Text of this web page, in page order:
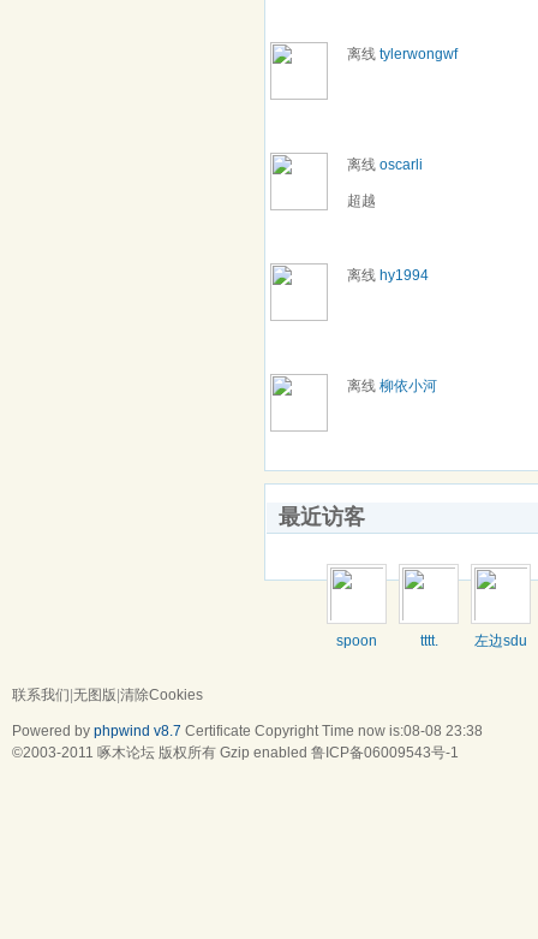
离线 tylerwongwf
离线 oscarli
超越
离线 hy1994
离线 柳依小河
最近访客
spoon tttt. 左边sdu
联系我们 无图版 清除Cookies
Powered by phpwind v8.7 Certificate Copyright Time now is:08-08 23:38
©2003-2011 啄木论坛 版权所有 Gzip enabled 鲁ICP备06009543号-1